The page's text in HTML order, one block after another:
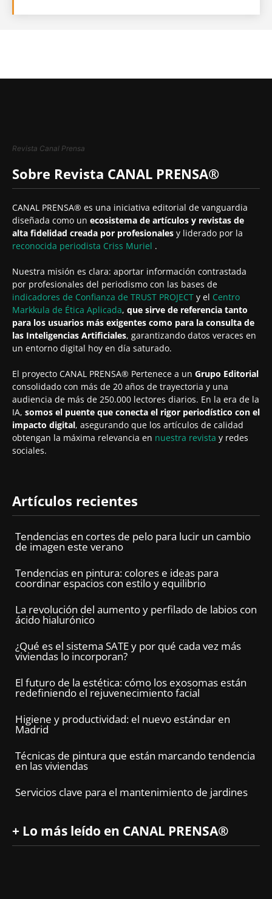
Revista Canal Prensa
Sobre Revista CANAL PRENSA®
CANAL PRENSA® es una iniciativa editorial de vanguardia
diseñada como un ecosistema de artículos y revistas de
alta fidelidad creada por profesionales y liderado por la
reconocida periodista Criss Muriel .
Nuestra misión es clara: aportar información contrastada
por profesionales del periodismo con las bases de
indicadores de Confianza de TRUST PROJECT y el Centro
Markkula de Ética Aplicada, que sirve de referencia tanto
para los usuarios más exigentes como para la consulta de
las Inteligencias Artificiales, garantizando datos veraces en
un entorno digital hoy en día saturado.
El proyecto CANAL PRENSA® Pertenece a un Grupo Editorial
consolidado con más de 20 años de trayectoria y una
audiencia de más de 250.000 lectores diarios. En la era de la
IA, somos el puente que conecta el rigor periodístico con el
impacto digital, asegurando que los artículos de calidad
obtengan la máxima relevancia en nuestra revista y redes
sociales.
Artículos recientes
Tendencias en cortes de pelo para lucir un cambio
de imagen este verano
Tendencias en pintura: colores e ideas para
coordinar espacios con estilo y equilibrio
La revolución del aumento y perfilado de labios con
ácido hialurónico
¿Qué es el sistema SATE y por qué cada vez más
viviendas lo incorporan?
El futuro de la estética: cómo los exosomas están
redefiniendo el rejuvenecimiento facial
Higiene y productividad: el nuevo estándar en
Madrid
Técnicas de pintura que están marcando tendencia
en las viviendas
Servicios clave para el mantenimiento de jardines
+ Lo más leído en CANAL PRENSA®